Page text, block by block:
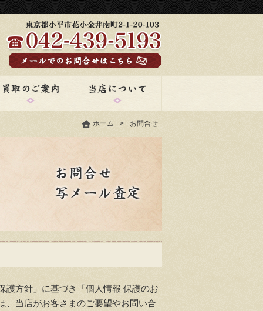
ホーム > お問合せ
護方針」に基づき「個人情報 保護のお
、当店がお客さまのご要望やお問い合